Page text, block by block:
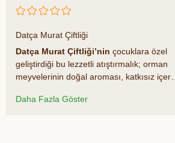
Datça Murat Çiftliği
Datça Murat Çiftliği’nin çocuklara özel
geliştirdiği bu lezzetli atıştırmalık; orman
meyvelerinin doğal aroması, katkısız içeriği
favorisi, hem ebeveynlerin güvenle tercih
Daha Fazla Göster